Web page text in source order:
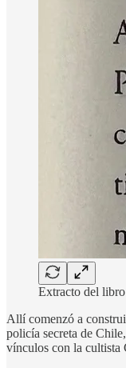
Extracto del
Allí comenzó a
policía secreta de
vínculos con la cultista